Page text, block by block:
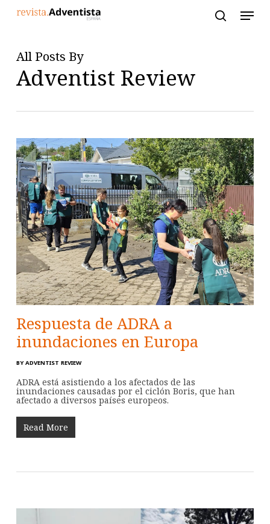
contentAll Posts By
Adventist Review
Respuesta de ADRA a
inundaciones en Europa
BY ADVENTIST REVIEW
ADRA está asistiendo a los afectados de las
inundaciones causadas por el ciclón Boris, que han
afectado a diversos países europeos.
Read More